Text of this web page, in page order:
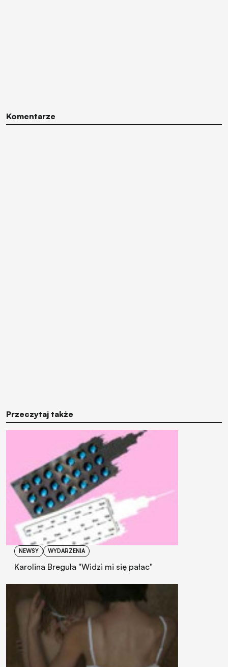
Komentarze
Przeczytaj także
NEWSY WYDARZENIA
Karolina Breguła "Widzi mi się pałac"